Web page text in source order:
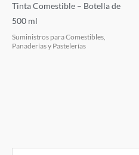
Tinta Comestible – Botella de
500 ml
Suministros para Comestibles,
Panaderías y Pastelerías